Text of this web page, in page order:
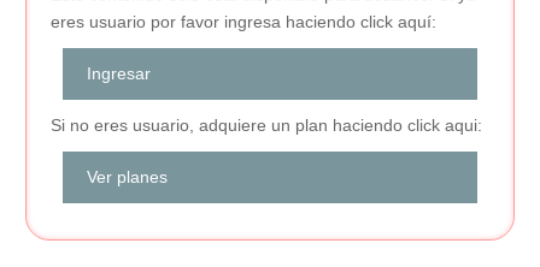
eres usuario por favor ingresa haciendo click aquí:
Ingresar
Si no eres usuario, adquiere un plan haciendo click aqui:
Ver planes